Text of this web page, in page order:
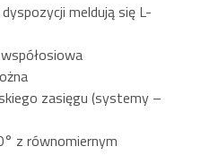
meldują się L-
zasięgu (systemy –
z równomiernym